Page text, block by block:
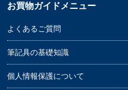
お買物ガイドメニュー
よくあるご質問
筆記具の基礎知識
個人情報保護について